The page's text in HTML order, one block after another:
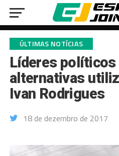
ÚLTIMAS NOTÍCIAS
Líderes
alternativas
Ivan Rodrigues
18 de dezembro de 2017